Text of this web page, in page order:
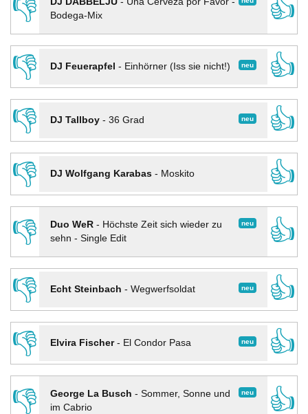
👎
Bodega-Mix
👍
👎
neu
DJ Feuerapfel - Einhörner (Iss sie nicht!)
👍
👎
neu
DJ Tallboy- 36 Grad
👍
👎
DJ Wolfgang Karabas- Moskito
👍
👎
neu
Duo WeR- Höchste Zeit sich wieder zu
sehn - Single Edit
👍
👎
neu
Echt Steinbach - Wegwerfsoldat
👍
👎
neu
Elvira Fischer- El Condor Pasa
👍
👎
neu
George La Busch - Sommer, Sonne und
im Cabrio
👍